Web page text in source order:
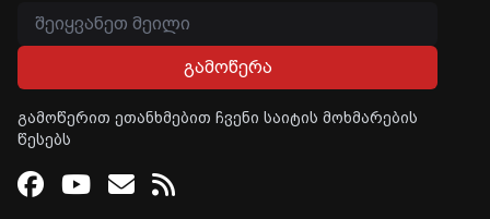
გამოწერა
გამოწერით ეთანხმებით ჩვენი საიტის მოხმარების
წესებს
Facebook
Youtube
Email
RSS